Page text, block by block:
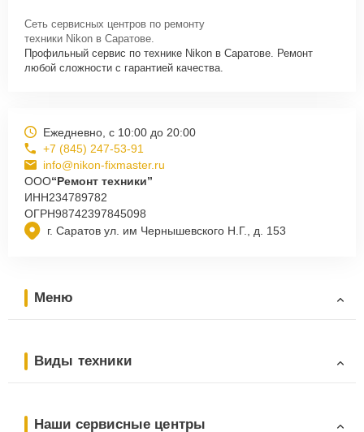
Сеть сервисных центров по ремонту
техники Nikon в Саратове.
Профильный сервис по технике Nikon в Саратове. Ремонт
любой сложности с гарантией качества.
г. Саратов ул. им Чернышевского Н.Г., д. 153
Ежедневно, с 10:00 до 20:00
+7 (845) 247-53-91
info@nikon-fixmaster.ru
ООО“Ремонт техники”
ИНН234789782
ОГРН98742397845098
Меню
Виды техники
Наши сервисные центры